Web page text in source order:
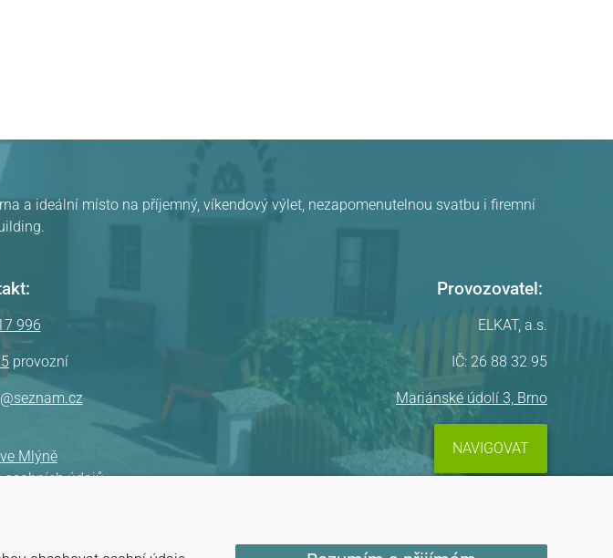
a ideální místo na příjemný, víkendový výlet, nezapomenutelnou svatbu i firemní
996
provozní
Mlýně
údajů
Provozovatel:
ELKAT, a.s.
IČ: 26 88 32 95
Mariánské údolí 3, Brno
NAVIGOVAT